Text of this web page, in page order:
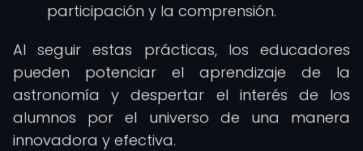
participación y la comprensión.
Al seguir estas prácticas, los educadores
pueden potenciar el aprendizaje de la
astronomía y despertar el interés de los
alumnos por el universo de una manera
innovadora y efectiva.